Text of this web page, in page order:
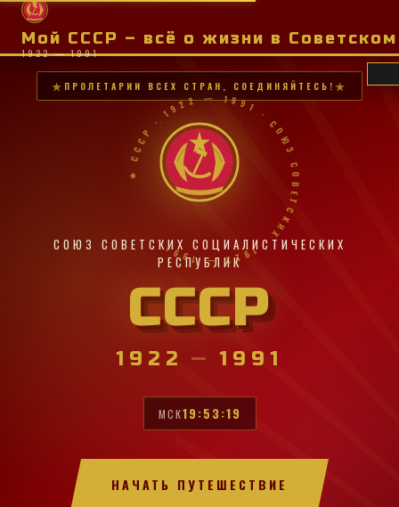
Мой СССР – всё о жизни в
1922 — 1991
ПРОЛЕТАРИИ ВСЕХ СТРАН, СОЕДИНЯЙТЕСЬ!
★ СССР · 1922 — 1991 · СОЮЗ СОВЕТСКИХ · 1922 — 1991 ·
СОЮЗ СОВЕТСКИХ СОЦИАЛИСТИЧЕСКИХ
РЕСПУБЛИК
СССР
1922 — 1991
МСК19:53:20
НАЧАТЬ ПУТЕШЕСТВИЕ